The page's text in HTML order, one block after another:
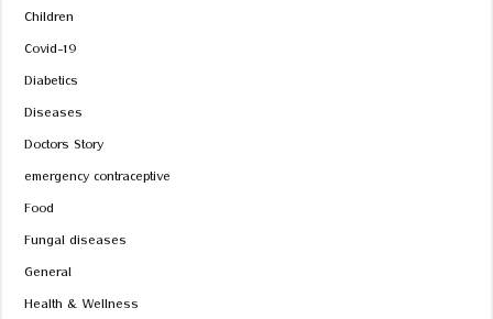
Children
Covid-19
Diabetics
Diseases
Doctors Story
emergency contraceptive
Food
Fungal diseases
General
Health & Wellness